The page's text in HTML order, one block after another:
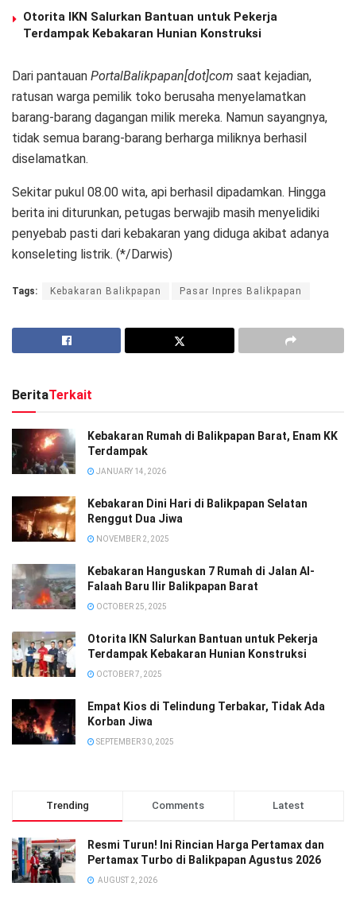
Otorita IKN Salurkan Bantuan untuk Pekerja
Terdampak Kebakaran Hunian Konstruksi
Dari pantauan PortalBalikpapan[dot]com saat kejadian,
ratusan warga pemilik toko berusaha menyelamatkan
barang-barang dagangan milik mereka. Namun sayangnya,
tidak semua barang-barang berharga miliknya berhasil
diselamatkan.
Sekitar pukul 08.00 wita, api berhasil dipadamkan. Hingga
berita ini diturunkan, petugas berwajib masih menyelidiki
penyebab pasti dari kebakaran yang diduga akibat adanya
konseleting listrik. (*/Darwis)
Tags: Kebakaran Balikpapan Pasar Inpres Balikpapan
BeritaTerkait
Kebakaran Rumah di Balikpapan Barat, Enam KK
Terdampak
JANUARY 14, 2026
Kebakaran Dini Hari di Balikpapan Selatan
Renggut Dua Jiwa
NOVEMBER 2, 2025
Kebakaran Hanguskan 7 Rumah di Jalan Al-
Falaah Baru Ilir Balikpapan Barat
OCTOBER 25, 2025
Otorita IKN Salurkan Bantuan untuk Pekerja
Terdampak Kebakaran Hunian Konstruksi
OCTOBER 7, 2025
Empat Kios di Telindung Terbakar, Tidak Ada
Korban Jiwa
SEPTEMBER 30, 2025
Trending Comments Latest
Resmi Turun! Ini Rincian Harga Pertamax dan
Pertamax Turbo di Balikpapan Agustus 2026
AUGUST 2, 2026